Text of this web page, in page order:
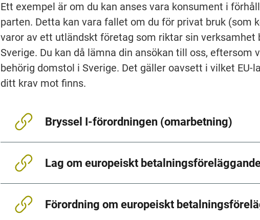
Ett exempel är om du kan anses vara konsument i
parten. Detta kan vara fallet om du för privat bruk (som
varor av ett utländskt företag som riktar sin verksamhet
Sverige. Du kan då lämna din ansökan till oss, eftersom
behörig domstol i Sverige. Det gäller oavsett i vilket EU-
ditt krav mot finns.
Bryssel I-förordningen (omarbetning)
Lag om europeiskt
Förordning om europeiskt